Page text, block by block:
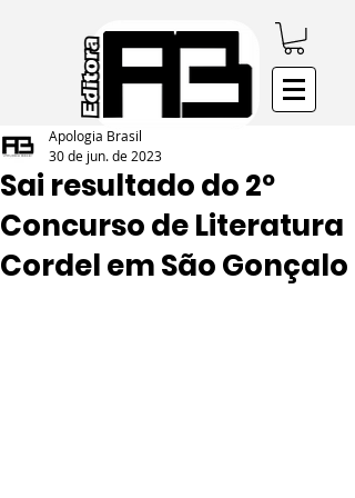
Sai resultado do 2º
Concurso de Literatura
Cordel em São Gonçalo
Apologia Brasil
30 de jun. de 2023